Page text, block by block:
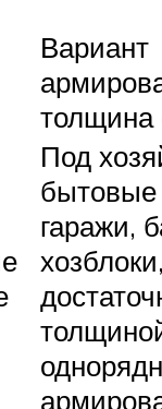
Вариант
толщина
Под
бытовые
гаражи,